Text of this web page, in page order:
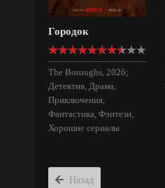
Городок
The Boroughs, 2026;
Детектив, Драма,
Приключения,
Фантастика, Фэнтези,
Хорошие сериалы
Назад